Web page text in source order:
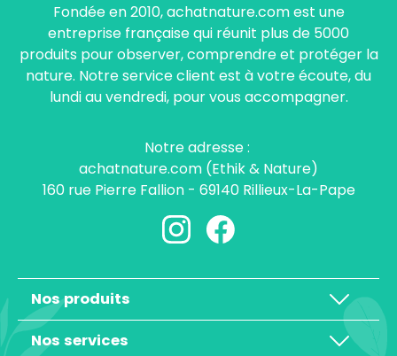
Fondée en 2010, achatnature.com est une
entreprise française qui réunit plus de 5000
produits pour observer, comprendre et protéger la
nature. Notre service client est à votre écoute, du
lundi au vendredi, pour vous accompagner.
Notre adresse :
achatnature.com (Ethik & Nature)
160 rue Pierre Fallion - 69140 Rillieux-La-Pape
Nos produits
Nos services